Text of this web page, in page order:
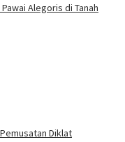
Alegoris di Tanah
Diklat